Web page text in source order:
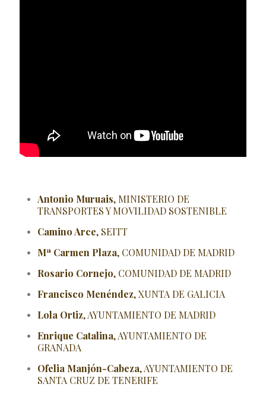
Antonio Muruais, MINISTERIO DE
TRANSPORTES Y MOVILIDAD SOSTENIBLE
Camino Arce, SEITT
Mª Carmen Plaza, COMUNIDAD DE MADRID
Rosario Cornejo, COMUNIDAD DE MADRID
Francisco Menéndez, XUNTA DE GALICIA
Lola Ortiz, AYUNTAMIENTO DE MADRID
Enrique Catalina, AYUNTAMIENTO DE
GRANADA
Ofelia Manjón-Cabeza, AYUNTAMIENTO DE
SANTA CRUZ DE TENERIFE